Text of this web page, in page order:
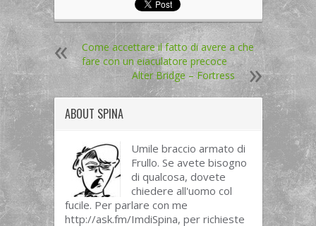
Come accettare il fatto di avere a che
fare con un eiaculatore precoce
Alter Bridge – Fortress
ABOUT SPINA
Umile braccio armato di
Frullo. Se avete bisogno
di qualcosa, dovete
chiedere all'uomo col
fucile. Per parlare con me
http://ask.fm/ImdiSpina, per richieste